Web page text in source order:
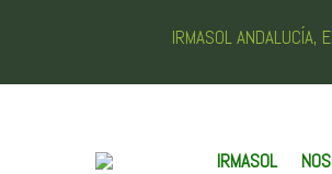
IRMASOL ANDALUCÍA,
IRMASOL